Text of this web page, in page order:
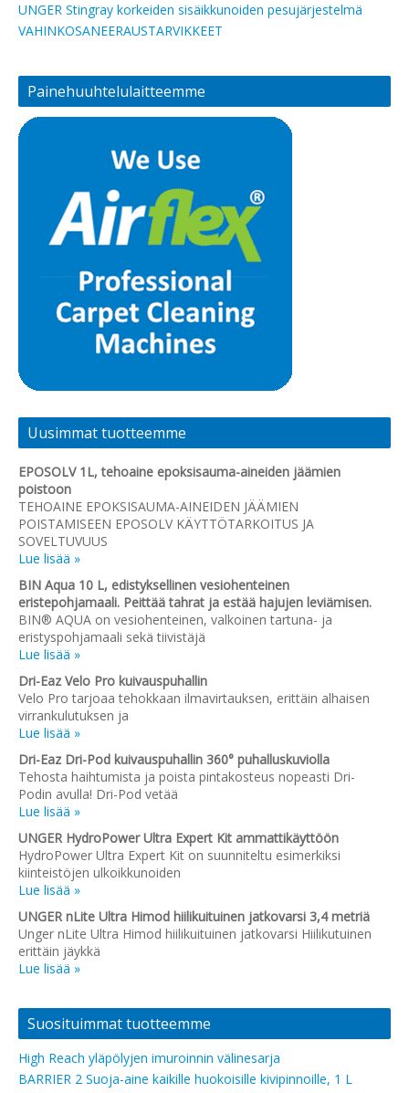
UNGER Stingray korkeiden sisäikkunoiden pesujärjestelmä
VAHINKOSANEERAUSTARVIKKEET
Painehuuhtelulaitteemme
Uusimmat tuotteemme
EPOSOLV 1L, tehoaine epoksisauma-aineiden jäämien
poistoon
TEHOAINE EPOKSISAUMA-AINEIDEN JÄÄMIEN
POISTAMISEEN EPOSOLV KÄYTTÖTARKOITUS JA
SOVELTUVUUS
Lue lisää »
BIN Aqua 10 L, edistyksellinen vesiohenteinen
eristepohjamaali. Peittää tahrat ja estää hajujen leviämisen.
BIN® AQUA on vesiohenteinen, valkoinen tartuna- ja
eristyspohjamaali sekä tiivistäjä
Lue lisää »
Dri-Eaz Velo Pro kuivauspuhallin
Velo Pro tarjoaa tehokkaan ilmavirtauksen, erittäin alhaisen
virrankulutuksen ja
Lue lisää »
Dri-Eaz Dri-Pod kuivauspuhallin 360° puhalluskuviolla
Tehosta haihtumista ja poista pintakosteus nopeasti Dri-
Podin avulla! Dri-Pod vetää
Lue lisää »
UNGER HydroPower Ultra Expert Kit ammattikäyttöön
HydroPower Ultra Expert Kit on suunniteltu esimerkiksi
kiinteistöjen ulkoikkunoiden
Lue lisää »
UNGER nLite Ultra Himod hiilikuituinen jatkovarsi 3,4 metriä
Unger nLite Ultra Himod hiilikuituinen jatkovarsi Hiilikutuinen
erittäin jäykkä
Lue lisää »
Suosituimmat tuotteemme
High Reach yläpölyjen imuroinnin välinesarja
BARRIER 2 Suoja-aine kaikille huokoisille kivipinnoille, 1 L